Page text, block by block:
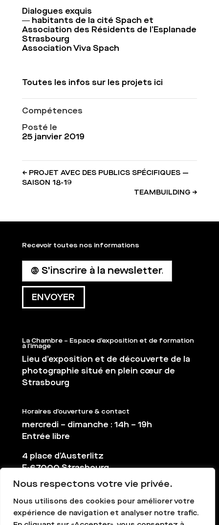
Nous respectons votre vie privée.
Nous utilisons des cookies pour améliorer votre
expérience de navigation et analyser notre trafic.
Dialogues exquis
― habitants de la cité Spach et
Association des Résidents de l’Esplanade
Strasbourg
Association Viva Spach
Toutes les infos sur les projets ici
Compétences
Posté le
25 janvier 2019
←PROJET AVEC DES PUBLICS SPÉCIFIQUES —
SAISON 18-19
TEAMBUILDING →
Recevoir toutes nos informations
La Chambre – Espace d’exposition et de formation
à l’image
Lieu d’exposition et de découverte de la
photographie situé en plein cœur de
Strasbourg
Horaires d’ouverture & contact
mercredi – dimanche : 14h – 19h
Entrée libre
4 place d’Austerlitz
F-67000 Strasbourg
03 88 36 65 38
contact@la-chambre.org